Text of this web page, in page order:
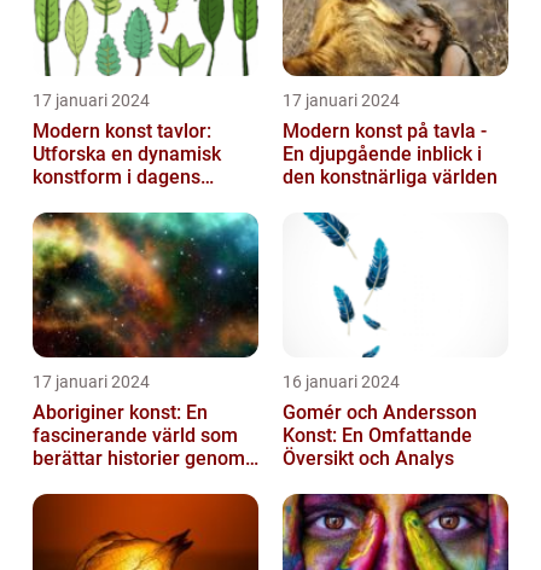
17 januari 2024
Modern konst tavlor:
Utforska en dynamisk
konstform i dagens
17 januari 2024
Modern konst på tavla -
En djupgående inblick i
den konstnärliga världen
17 januari 2024
Aboriginer konst: En
fascinerande värld som
berättar historier genom
16 januari 2024
Gomér och Andersson
Konst: En Omfattande
Översikt och Analys